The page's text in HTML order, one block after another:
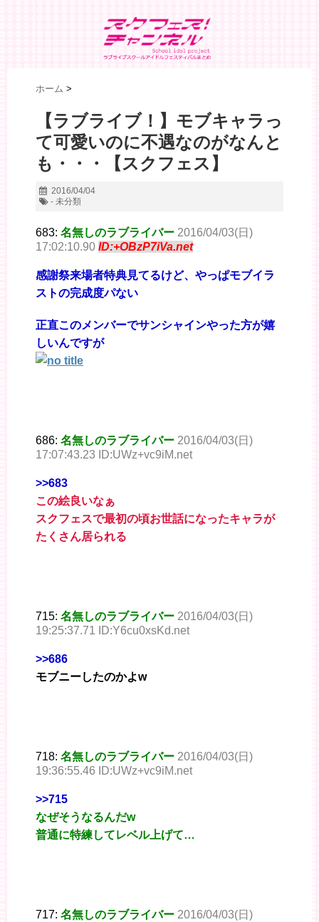
ホーム >
【ラブライブ！】モブキャラっ
て可愛いのに不遇なのがなんと
も・・・【スクフェス】
2016/04/04
- 未分類
683: 名無しのラブライバー 2016/04/03(日)
17:02:10.90 ID:+OBzP7iVa.net
感謝祭来場者特典見てるけど、やっぱモブイラ
ストの完成度パない
正直このメンバーでサンシャインやった方が嬉
しいんですが
686: 名無しのラブライバー 2016/04/03(日)
17:07:43.23 ID:UWz+vc9iM.net
>>683
この絵良いなぁ
スクフェスで最初の頃お世話になったキャラが
たくさん居られる
715: 名無しのラブライバー 2016/04/03(日)
19:25:37.71 ID:Y6cu0xsKd.net
>>686
モブニーしたのかよw
718: 名無しのラブライバー 2016/04/03(日)
19:36:55.46 ID:UWz+vc9iM.net
>>715
なぜそうなるんだw
普通に特練してレベル上げて…
717: 名無しのラブライバー 2016/04/03(日)